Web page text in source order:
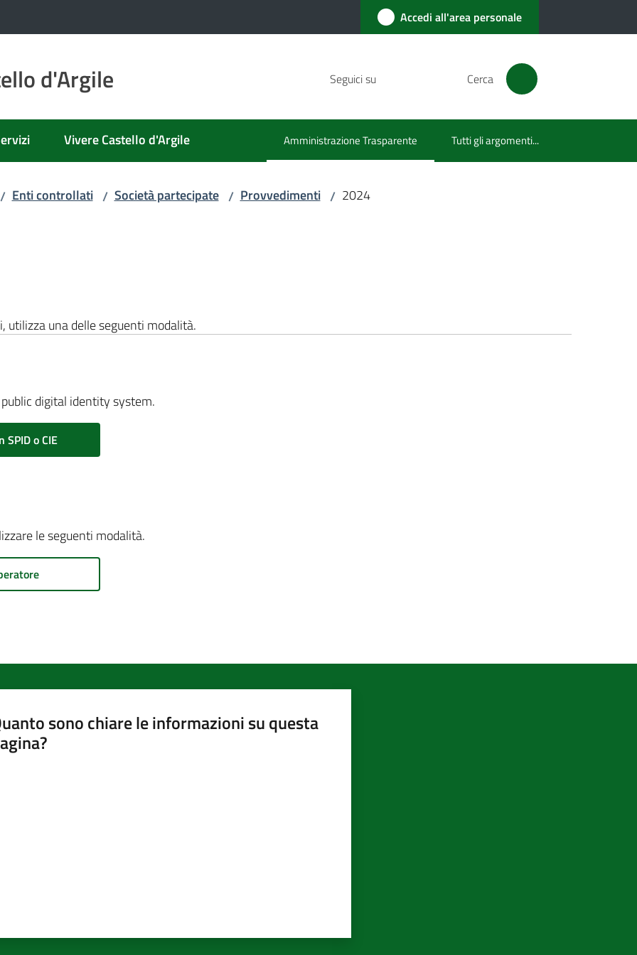
Accedi all'area personale
d'Argile Seguici su Cerca
Vivere Castello d'Argile Amministrazione Trasparente
Menu selezionato Tutti gli argomenti...
/ Enti controllati / Società partecipate / Provvedimenti / 2024
utilizza una delle seguenti modalità.
digital identity system.
SPID o CIE
le seguenti modalità.
sono chiare le informazioni su questa